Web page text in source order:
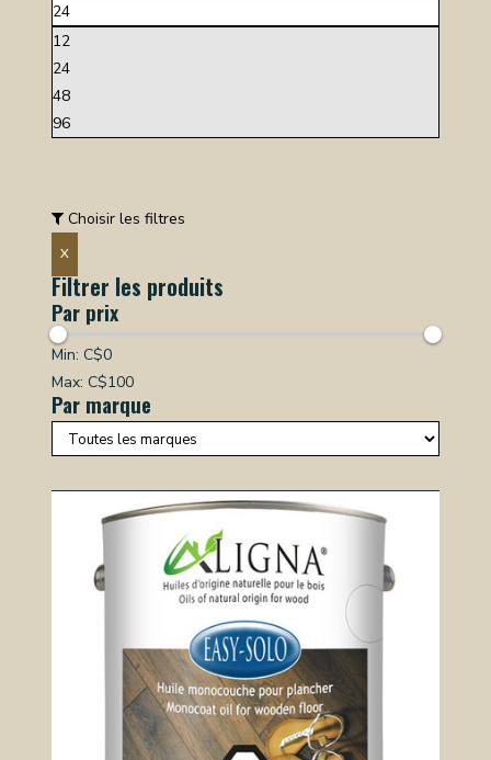
24
12
24
48
96
Choisir les filtres
X
Filtrer les produits
Par prix
Min: C$0
Max: C$100
Par marque